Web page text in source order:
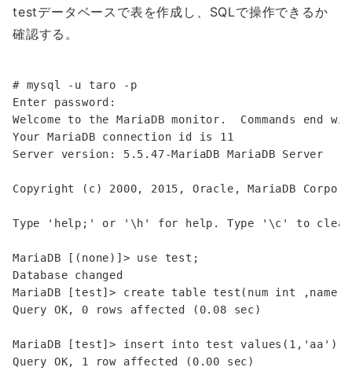
testデータベースで表を作成し、SQLで操作できるか
確認する。
# mysql -u taro -p
Enter password:
Welcome to the MariaDB monitor.  Commands end
Your MariaDB connection id is 11
Server version: 5.5.47-MariaDB MariaDB Server
Copyright (c) 2000, 2015, Oracle, MariaDB
Type 'help;' or '\h' for help. Type '\c' to clear
MariaDB [(none)]> use test;
Database changed
MariaDB [test]> create table test(num int ,name
Query OK, 0 rows affected (0.08 sec)
MariaDB [test]> insert into test values(1,'aa');
Query OK, 1 row affected (0.00 sec)